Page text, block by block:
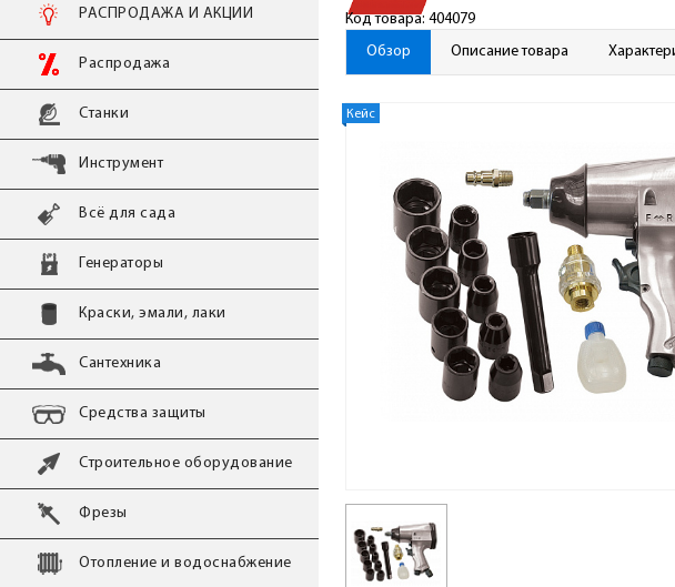
РАСПРОДАЖА И АКЦИИ
Распродажа
Станки
Инструмент
Всё для сада
Генераторы
Краски, эмали, лаки
Сантехника
Средства защиты
Строительное оборудование
Фрезы
Отопление и водоснабжение
Код товара: 404079
Обзор Описание товара
Кейс